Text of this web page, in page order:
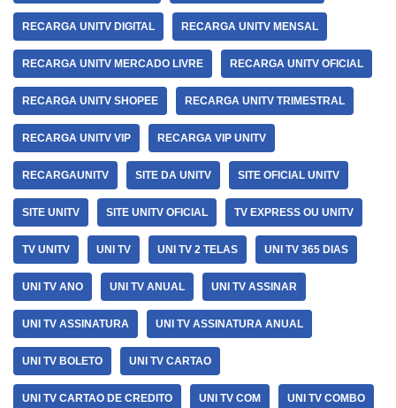
RECARGA UNITV DIGITAL RECARGA UNITV MENSAL
RECARGA UNITV MERCADO LIVRE RECARGA UNITV OFICIAL
RECARGA UNITV SHOPEE RECARGA UNITV TRIMESTRAL
RECARGA UNITV VIP RECARGA VIP UNITV
RECARGAUNITV SITE DA UNITV SITE OFICIAL UNITV
SITE UNITV SITE UNITV OFICIAL TV EXPRESS OU UNITV
TV UNITV UNI TV UNI TV 2 TELAS UNI TV 365 DIAS
UNI TV ANO UNI TV ANUAL UNI TV ASSINAR
UNI TV ASSINATURA UNI TV ASSINATURA ANUAL
UNI TV BOLETO UNI TV CARTAO
UNI TV CARTAO DE CREDITO UNI TV COM UNI TV COMBO